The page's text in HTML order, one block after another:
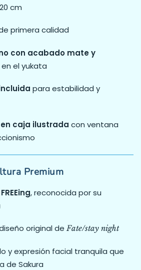
20 cm
primera calidad
con acabado mate y
en el yukata
para estabilidad y
caja ilustrada con ventana
Premium
FREEing, reconocida por su
original deFate/stay night
y expresión facial tranquila que
de Sakura